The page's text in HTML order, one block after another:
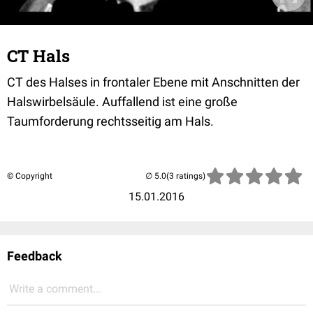
CT Hals
CT des Halses in frontaler Ebene mit Anschnitten der
Halswirbelsäule. Auffallend ist eine große
Taumforderung rechtsseitig am Hals.
© Copyright
15.01.2016
(3 ratings)
Feedback
Write a comment...